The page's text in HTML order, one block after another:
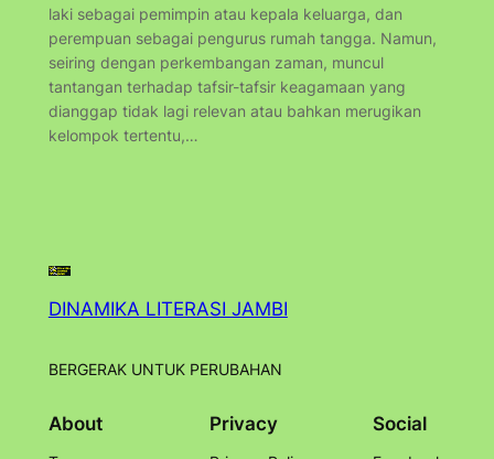
laki sebagai pemimpin atau kepala keluarga, dan
perempuan sebagai pengurus rumah tangga. Namun,
seiring dengan perkembangan zaman, muncul
tantangan terhadap tafsir-tafsir keagamaan yang
dianggap tidak lagi relevan atau bahkan merugikan
kelompok tertentu,…
DINAMIKA LITERASI JAMBI
BERGERAK UNTUK PERUBAHAN
About Privacy Social